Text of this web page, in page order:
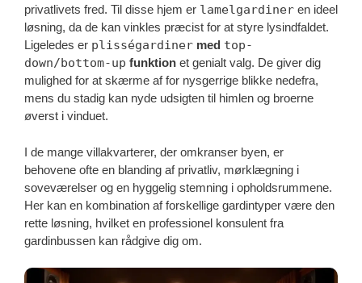
privatlivets fred. Til disse hjem er lamelgardiner en ideel
løsning, da de kan vinkles præcist for at styre lysindfaldet.
Ligeledes er plisségardiner med top-
down/bottom-up funktion et genialt valg. De giver dig
mulighed for at skærme af for nysgerrige blikke nedefra,
mens du stadig kan nyde udsigten til himlen og broerne
øverst i vinduet.
I de mange villakvarterer, der omkranser byen, er
behovene ofte en blanding af privatliv, mørklægning i
soveværelser og en hyggelig stemning i opholdsrummene.
Her kan en kombination af forskellige gardintyper være den
rette løsning, hvilket en professionel konsulent fra
gardinbussen kan rådgive dig om.